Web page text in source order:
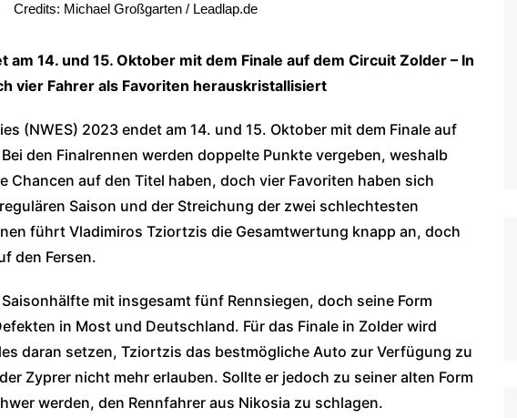
Credits: Michael Großgarten / Leadlap.de
am 14. und 15. Oktober mit dem Finale auf dem Circuit Zolder – In
vier Fahrer als Favoriten herauskristallisiert
(NWES) 2023 endet am 14. und 15. Oktober mit dem Finale auf
den Finalrennen werden doppelte Punkte vergeben, weshalb
Chancen auf den Titel haben, doch vier Favoriten haben sich
Saison und der Streichung der zwei schlechtesten
führt Vladimiros Tziortzis die Gesamtwertung knapp an, doch
den Fersen.
mit insgesamt fünf Rennsiegen, doch seine Form
in Most und Deutschland. Für das Finale in Zolder wird
daran setzen, Tziortzis das bestmögliche Auto zur Verfügung zu
Zyprer nicht mehr erlauben. Sollte er jedoch zu seiner alten Form
werden, den Rennfahrer aus Nikosia zu schlagen.